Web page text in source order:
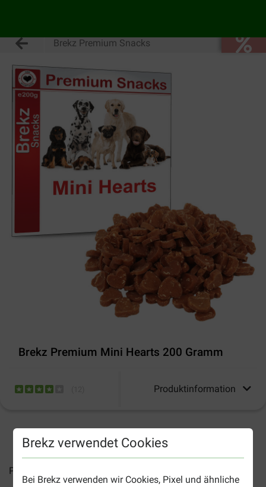
Brekz verwendet Cookies
Bei Brekz verwenden wir Cookies, Pixel und ähnliche
Brekz Premium Snacks
Brekz Premium Mini Hearts 200 Gramm
Produktinformation
Preise inkl. MwSt zzgl.